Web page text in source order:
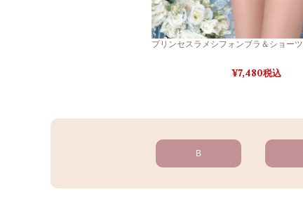
プリンセスラメシフォンブラ＆ショーツ
7,480税込
B